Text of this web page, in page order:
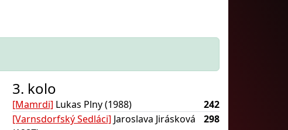
3. kolo
[Mamrdi] Lukas Plny (1988)
242
[Varnsdorfský Sedláci] Jaroslava Jirásková
298